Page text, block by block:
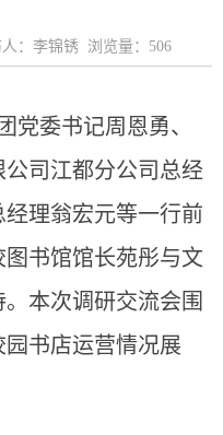
：李锦锈 浏览量： 506
党委书记周恩勇、
司江都分公司总经
理翁宏元等一行前
图书馆馆长苑彤与文
本次调研交流会围
书店运营情况展